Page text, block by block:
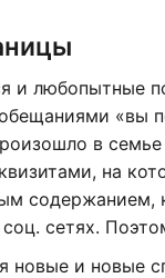
и любопытные
«вы
в
на
содержанием,
сетях.
новые и новые